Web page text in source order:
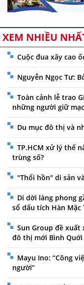
XEM NHIỀU
Cuộc đua xây cao
Nguyễn Ngọc Tư:
Toàn cảnh lễ trao
những người giữ
Du mục đô thị và
TP.HCM xử lý thế
trùng số?
"Thổi hồn" di sản
Di dời làng phong
sổ dấu tích Hàn Mặc
Sun Group đề xuất
đô thị mới Bình Quới
Mayu Ino: “Công
người”